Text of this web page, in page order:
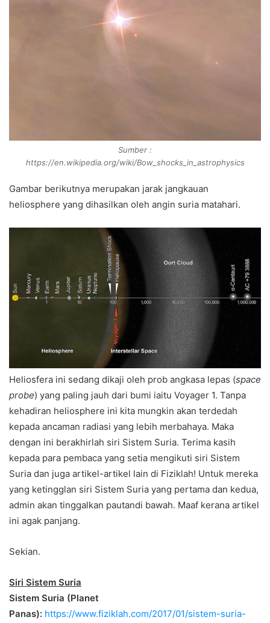
Sumber :
https://en.wikipedia.org/wiki/Bow_shocks_in_astrophysics
Gambar berikutnya merupakan jarak jangkauan
heliosphere yang dihasilkan oleh angin suria matahari.
Heliosfera ini sedang dikaji oleh prob angkasa lepas (space
probe) yang paling jauh dari bumi iaitu Voyager 1. Tanpa
kehadiran heliosphere ini kita mungkin akan terdedah
kepada ancaman radiasi yang lebih merbahaya. Maka
dengan ini berakhirlah siri Sistem Suria. Terima kasih
kepada para pembaca yang setia mengikuti siri Sistem
Suria dan juga artikel-artikel lain di Fiziklah! Untuk mereka
yang ketingglan siri Sistem Suria yang pertama dan kedua,
admin akan tinggalkan pautandi bawah. Maaf kerana artikel
ini agak panjang.
Sekian.
Siri Sistem Suria
Sistem Suria (Planet
Panas): https://www.fiziklah.com/2017/01/sistem-suria-